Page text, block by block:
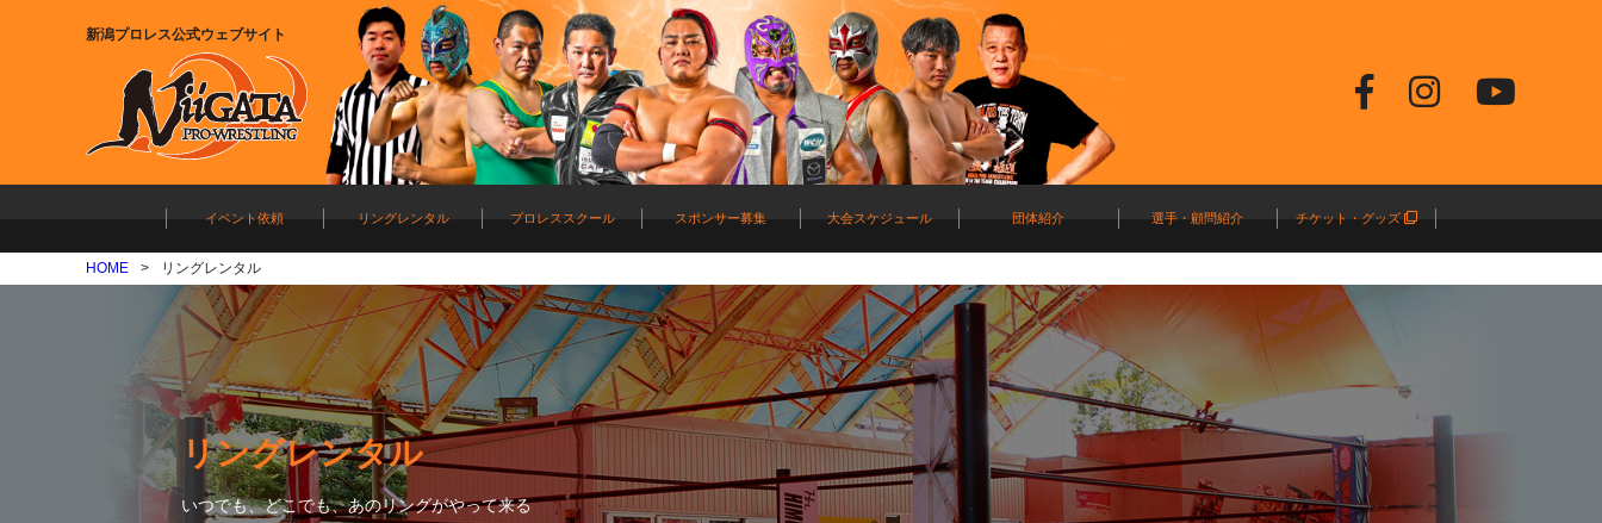
新潟プロレス公式ウェブサイト
イベント依頼 リングレンタル プロレススクール スポンサー募集 大会スケジュール 団体紹介 選手・顧問紹介 チケット・グッズ
HOME リングレンタル
リングレンタル
いつでも、どこでも、あのリングがやって来る